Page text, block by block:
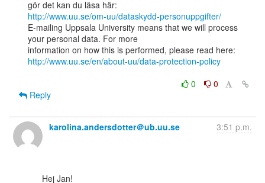
http://www.uu.se/om-uu/dataskydd-personuppgifter/
E-mailing Uppsala University means that we will process
your personal data. For more
http://www.uu.se/en/about-uu/data-protection-policy
0
0
Reply
karolina.andersdotter＠ub.uu.se 3:51 p.m.